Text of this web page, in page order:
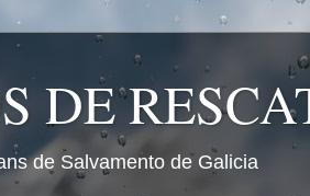
DE
de Salvamento de Galicia